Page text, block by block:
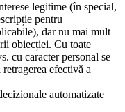
legitime (în special,
pentru
dar nu mai mult
obiecției. Cu toate
cu caracter personal se
efectivă a
automatizate